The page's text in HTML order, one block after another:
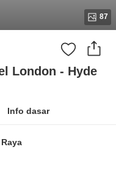
87
London - Hyde
Info dasar